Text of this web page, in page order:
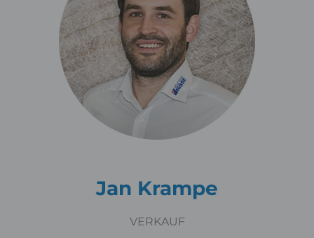
Jan Krampe
VERKAUF